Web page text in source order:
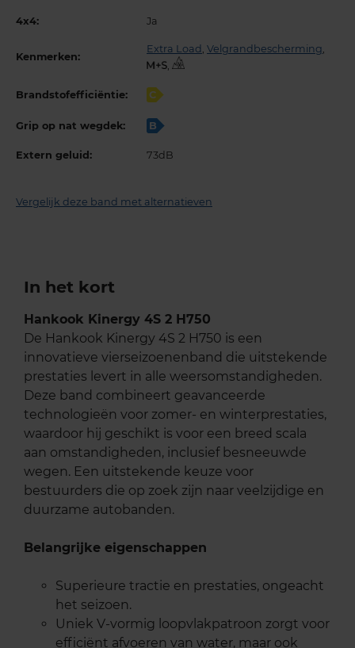
4x4: Ja
Kenmerken:
Extra Load Velgrandbescherming
,
Brandstofefficiëntie: C
Grip op nat wegdek: B
Extern geluid: 73dB
Vergelijk deze band met alternatieven
In het kort
Hankook Kinergy 4S 2 H750
De Hankook Kinergy 4S 2 H750 is een
innovatieve vierseizoenenband die uitstekende
prestaties levert in alle weersomstandigheden.
Deze band combineert geavanceerde
technologieën voor zomer- en winterprestaties,
waardoor hij geschikt is voor een breed scala
aan omstandigheden, inclusief besneeuwde
wegen. Een uitstekende keuze voor
bestuurders die op zoek zijn naar veelzijdige en
duurzame autobanden.
Belangrijke eigenschappen
Superieure tractie en prestaties, ongeacht
het seizoen.
Uniek V-vormig loopvlakpatroon zorgt voor
efficiënt afvoeren van water, maar ook